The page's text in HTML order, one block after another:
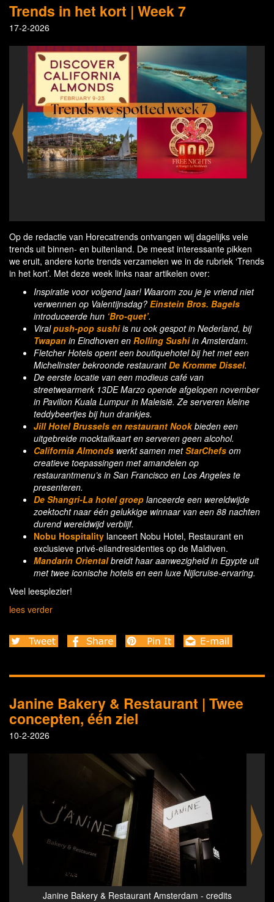
Trends in het kort | Week 7
17-2-2026
Op de redactie van Horecatrends ontvangen wij dagelijks vele
trends uit binnen- en buitenland. De meest interessante pikken
we eruit, andere korte trends verzamelen we in de rubriek ‘Trends
in het kort’. Met deze week links naar artikelen over:
Inspiratie voor volgend jaar! Waarom zou je je vriend niet
verwennen op Valentijnsdag? Einstein Bros. Bagels
introduceerde hun ‘Bro-quet’.
Viralpush-pop sushiis nu ook gespot in Nederland, bij
Twapan in Eindhoven en Rolling Sushiin Amsterdam.
Fletcher Hotels opent een boutiquehotel bij het met een
Michelinster bekroonde restaurantDe Kromme Dissel.
De eerste locatie van een modieus café van
streetwearmerk 13DE Marzo opende afgelopen november
in Pavilion Kuala Lumpur in Maleisië. Ze serveren kleine
teddybeertjes bij hun drankjes.
Jill Hotel Brussels en restaurant Nookbieden een
uitgebreide mocktailkaart en serveren geen alcohol.
California Almonds werkt samen metStarChefs om
creatieve toepassingen met amandelen op
restaurantmenu’s in San Francisco en Los Angeles te
presenteren.
De Shangri-La hotel groep lanceerde een wereldwijde
zoektocht naar één gelukkige winnaar van een 88 nachten
durend wereldwijd verblijf.
Nobu Hospitality lanceert Nobu Hotel, Restaurant en
exclusieve privé-eilandresidenties op de Maldiven.
Mandarin Orientalbreidt haar aanwezigheid in Egypte uit
met twee iconische hotels en een luxe Nijlcruise-ervaring.
Veel leesplezier!
lees verder
Janine Bakery & Restaurant | Twee
concepten, één ziel
10-2-2026
Janine Bakery & Restaurant Amsterdam - credits